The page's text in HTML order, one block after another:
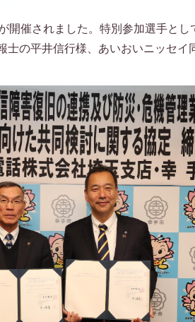
開催されました。特別参加選手とし
士の平井信行様、あいおいニッセイ